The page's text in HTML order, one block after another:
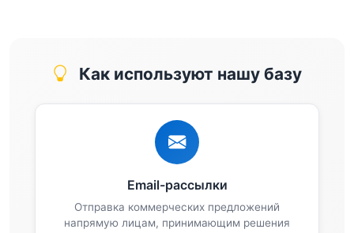
Как используют нашу базу
Email-рассылки
Отправка коммерческих предложений
напрямую лицам, принимающим решения